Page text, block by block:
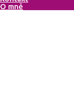
O mně